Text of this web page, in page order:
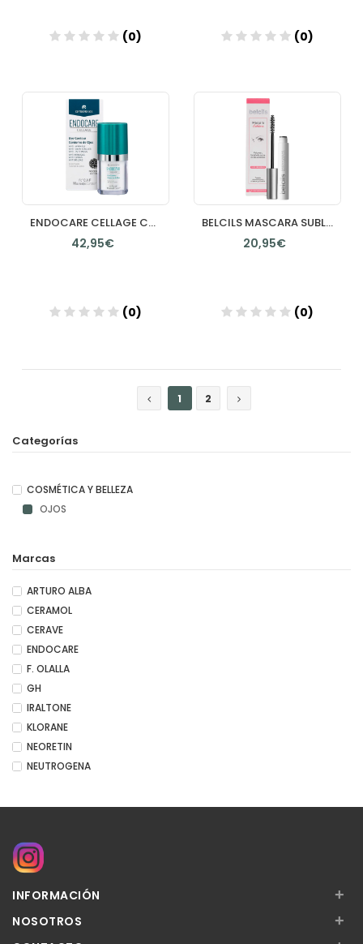
(0)
Añadir
(0)
Añadir
ENDOCARE CELLAGE CONTORNO DE OJOS 1 ENVASE 15 ML
42,95€
(0)
BELCILS MASCARA SUBLIME 1 ENVASE 8 ML
20,95€
(0)
1
2
Categorías
COSMÉTICA Y BELLEZA
OJOS
Marcas
ARTURO ALBA
CERAMOL
CERAVE
ENDOCARE
F. OLALLA
GH
IRALTONE
KLORANE
NEORETIN
NEUTROGENA
INFORMACIÓN +
NOSOTROS +